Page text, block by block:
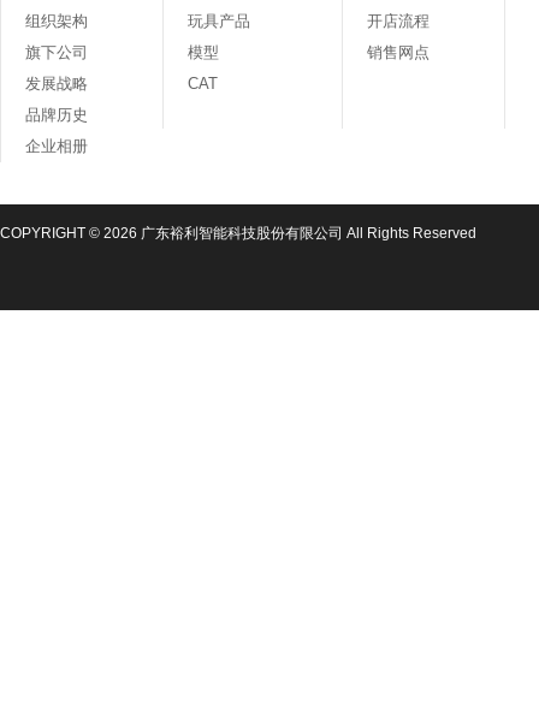
组织架构
旗下公司
发展战略
品牌历史
企业相册
玩具产品
模型
CAT
开店流程
销售网点
COPYRIGHT © 2026 广东裕利智能科技股份有限公司 All Rights Reserved